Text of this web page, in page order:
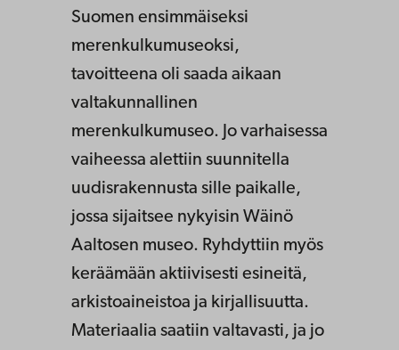
Suomen ensimmäiseksi
merenkulkumuseoksi,
tavoitteena oli saada aikaan
valtakunnallinen
merenkulkumuseo. Jo varhaisessa
vaiheessa alettiin suunnitella
uudisrakennusta sille paikalle,
jossa sijaitsee nykyisin Wäinö
Aaltosen museo. Ryhdyttiin myös
keräämään aktiivisesti esineitä,
arkistoaineistoa ja kirjallisuutta.
Materiaalia saatiin valtavasti, ja jo